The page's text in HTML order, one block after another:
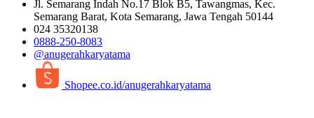
Jl. Semarang Indah No.17 Blok B5, Tawangmas, Kec.
Semarang Barat, Kota Semarang, Jawa Tengah 50144
024 35320138
0888-250-8083
@anugerahkaryatama
Shopee.co.id/anugerahkaryatama